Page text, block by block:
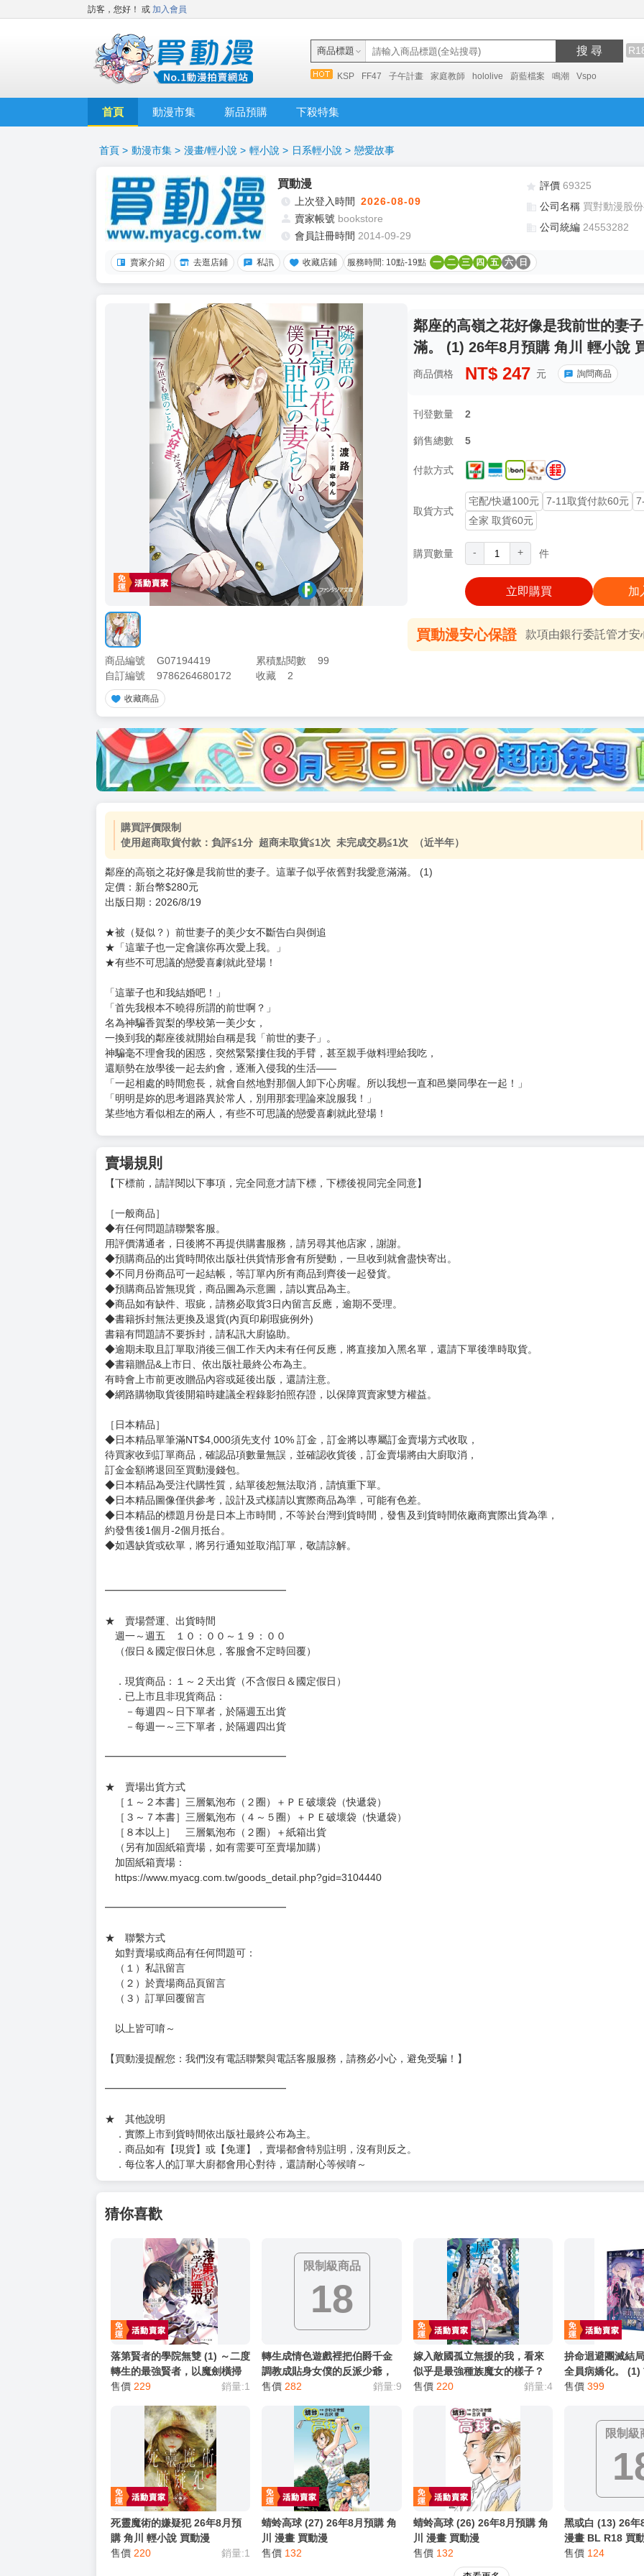
訪客，您好！ 或 加入會員
商品標題 搜 尋
KSP FF47 子午計畫 家庭教師 hololive 蔚藍檔案 鳴潮 Vspo
首頁 動漫市集 新品預購 下殺特集
首頁 > 動漫市集 > 漫畫/輕小說 > 輕小說 > 日系輕小說 > 戀愛故事
買動漫
上次登入時間 2026-08-09
賣家帳號 bookstore
會員註冊時間 2014-09-29
評價 69325
公司名稱 買對動漫股
公司統編 24553282
賣家介紹 去逛店鋪 私訊 收藏店鋪 服務時間: 10點-19點 一 二 三 四 五 六 日
商品編號 G07194419 累積點閱數
99
自訂編號
9786264680172 收藏 2
收藏商品
鄰座的高嶺之花好像是我前世的妻
滿。 (1) 26年8月預購 角川 輕小說
商品價格 NT$ 247 元 詢問商品
刊登數量 2
銷售總數 5
付款方式
取貨方式
宅配/快遞100元 7-11取貨付款60元
全家 取貨60元
購買數量 - + 件
立即購買 加
買動漫安心保證 款項由銀行委託管才安
加價購 ( 共
(加購品) 買動漫★《$15元-加固紙箱包裝》
-
使用超商取貨付款：負評≦1分 超商未取貨≦1次 未完成交易≦1次 （近半年）
鄰座的高嶺之花好像是我前世的妻子。這輩子似乎依舊對我愛意滿滿。 (1)
定價：新台幣$280元
出版日期：2026/8/19
★被（疑似？）前世妻子的美少女不斷告白與倒追
★「這輩子也一定會讓你再次愛上我。」
★有些不可思議的戀愛喜劇就此登場！
「這輩子也和我結婚吧！」
「首先我根本不曉得所謂的前世啊？」
名為神騙香賀梨的學校第一美少女，
一換到我的鄰座後就開始自稱是我「前世的妻子」。
還順勢在放學後一起去約會，逐漸入侵我的生活——
「一起相處的時間愈長，就會自然地對那個人卸下心房喔。所以我想一直和邑樂同學在一起！」
「明明是妳的思考迴路異於常人，別用那套理論來說服我！」
某些地方看似相左的兩人，有些不可思議的戀愛喜劇就此登場！
賣場規則
【下標前，請詳閱以下事項，完全同意才請下標，下標後視同完全同意】
［一般商品］
◆有任何問題請聯繫客服。
用評價溝通者，日後將不再提供購書服務，請另尋其他店家，謝謝。
◆不同月份商品可一起結帳，等訂單內所有商品到齊後一起發貨。
◆預購商品皆無現貨，商品圖為示意圖，請以實品為主。
◆商品如有缺件、瑕疵，請務必取貨3日內留言反應，逾期不受理。
◆書籍拆封無法更換及退貨(內頁印刷瑕疵例外)
書籍有問題請不要拆封，請私訊大廚協助。
◆逾期未取且訂單取消後三個工作天內未有任何反應，將直接加入黑名單，還請下單後準時取貨。
◆書籍贈品&上市日、依出版社最終公布為主。
有時會上市前更改贈品內容或延後出版，還請注意。
◆網路購物取貨後開箱時建議全程錄影拍照存證，以保障買賣家雙方權益。
訂金金額將退回至買動漫錢包。
◆日本精品為受注代購性質，結單後恕無法取消，請慎重下單。
◆日本精品圖像僅供參考，設計及式樣請以實際商品為準，可能有色差。
約發售後1個月-2個月抵台。
◆如遇缺貨或砍單，將另行通知並取消訂單，敬請諒解。
週一～週五 １０：００～１９：００
（假日＆國定假日休息，客服會不定時回覆）
．現貨商品：１～２天出貨（不含假日＆國定假日）
．已上市且非現貨商品：
－每週四～日下單者，於隔週五出貨
－每週一～三下單者，於隔週四出貨
★ 賣場出貨方式
［１～２本書］三層氣泡布（２圈）＋ＰＥ破壞袋（快遞袋）
［３～７本書］三層氣泡布（４～５圈）＋ＰＥ破壞袋（快遞袋）
［８本以上］ 三層氣泡布（２圈）＋紙箱出貨
（另有加固紙箱賣場，如有需要可至賣場加購）
https://www.myacg.com.tw/goods_detail.php?gid=3104440
━━━━━━━━━━━━━━━━━━
（１）私訊留言
（２）於賣場商品頁留言
（３）訂單回覆留言
【買動漫提醒您：我們沒有電話聯繫與電話客服服務，請務必小心，避免受騙！】
★ 其他說明
．實際上市到貨時間依出版社最終公布為主。
．商品如有【現貨】或【免運】，賣場都會特別註明，沒有則反之。
．每位客人的訂單大廚都會用心對待，還請耐心等候唷～
猜你喜歡
落第賢者的學院無雙 (1) ～二度
轉生的最強賢者，以魔劍橫掃
400年後的世界～ 26年8月預購
角川 輕小說 買動漫
售價 229
限制級商品
18
轉生成情色遊戲裡把伯爵千金
調教成貼身女僕的反派少爺，
我只想避開破滅結局 (1) 結果女
主角在勇者學院每天對我夜
售價 282
嫁入敵國孤立無援的我，看來
似乎是最強種族魔女的樣子？
(1) 26年8月預購 角川 輕小說
買動漫
售價 220
全員病嬌化。 (1)
26年8月預購 角
漫
售價 399